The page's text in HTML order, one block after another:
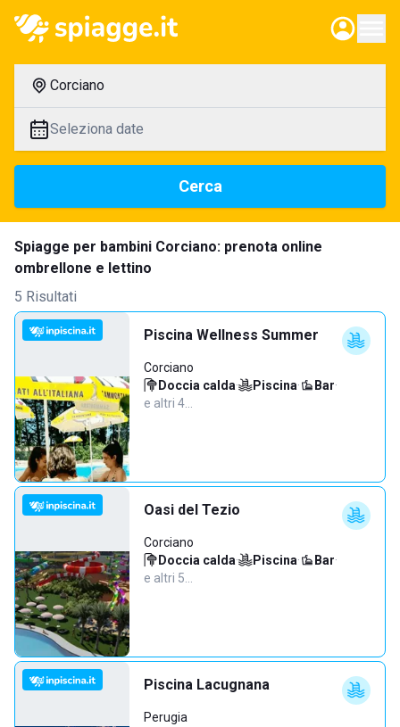
Corciano
Seleziona date
Cerca
Spiagge per bambini Corciano: prenota online
ombrellone e lettino
5 Risultati
Piscina Wellness Summer
Corciano
Doccia calda· Piscina· Bar·
e altri 4…
Oasi del Tezio
Corciano
Doccia calda· Piscina· Bar·
e altri 5…
Piscina Lacugnana
Perugia